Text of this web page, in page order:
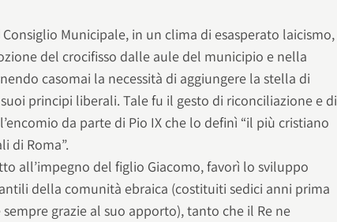
Municipale, in un clima di esasperato laicismo,
del crocifisso dalle aule del municipio e nella
casomai la necessità di aggiungere la stella di
principi liberali. Tale fu il gesto di riconciliazione e di
da parte di Pio IX che lo definì “il più cristiano
di Roma”.
all’impegno del figlio Giacomo, favorì lo sviluppo
della comunità ebraica (costituiti sedici anni prima
grazie al suo apporto), tanto che il Re ne